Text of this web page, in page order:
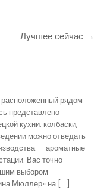
Лучшее сейчас →
рядом
представлено
кухни: колбаски,
можно отведать
— ароматные
Вас точно
выбором
Мюллер» на […]